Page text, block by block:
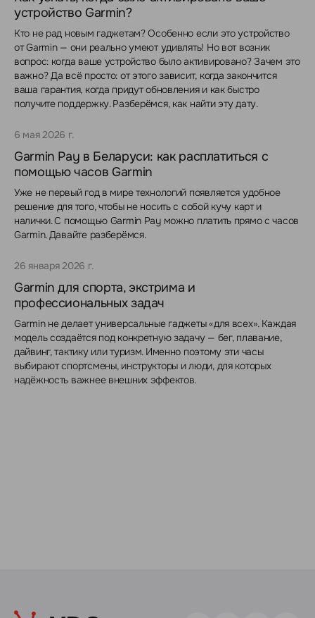
устройство Garmin?
Кто не рад новым гаджетам? Особенно если это устройство
от Garmin — они реально умеют удивлять! Но вот возник
вопрос: когда ваше устройство было активировано? Зачем это
важно? Да всё просто: от этого зависит, когда закончится
ваша гарантия, когда придут обновления и как быстро
получите поддержку. Разберёмся, как найти эту дату.
6 мая 2026 г.
Garmin Pay в Беларуси: как расплатиться с
помощью часов Garmin
Уже не первый год в мире технологий появляется удобное
решение для того, чтобы не носить с собой кучу карт и
налички. С помощью Garmin Pay можно платить прямо с часов
Garmin. Давайте разберёмся.
26 января 2026 г.
Garmin для спорта, экстрима и
профессиональных задач
Garmin не делает универсальные гаджеты «для всех». Каждая
модель создаётся под конкретную задачу — бег, плавание,
дайвинг, тактику или туризм. Именно поэтому эти часы
выбирают спортсмены, инструкторы и люди, для которых
надёжность важнее внешних эффектов.